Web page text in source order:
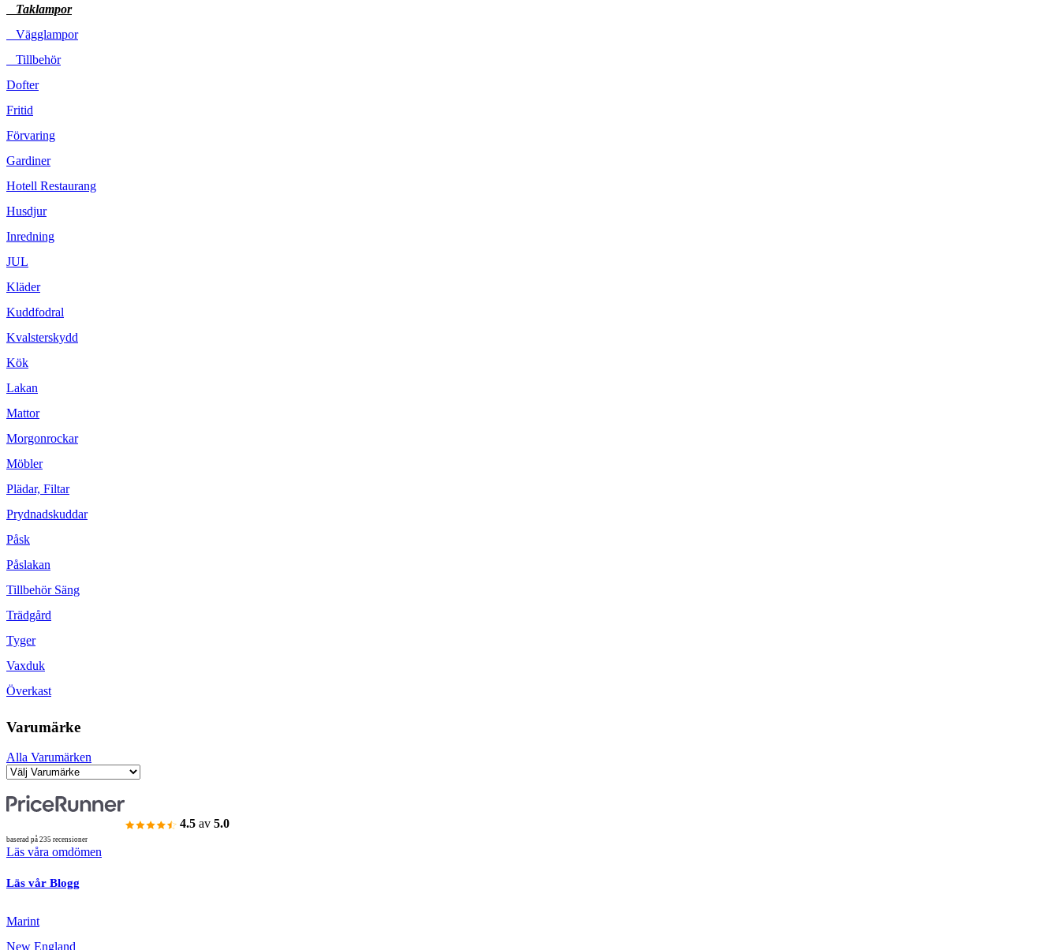
Taklampor
Vägglampor
Tillbehör
Dofter
Fritid
Förvaring
Gardiner
Hotell Restaurang
Husdjur
Inredning
JUL
Kläder
Kuddfodral
Kvalsterskydd
Kök
Lakan
Mattor
Morgonrockar
Möbler
Plädar, Filtar
Prydnadskuddar
Påsk
Påslakan
Tillbehör Säng
Trädgård
Tyger
Vaxduk
Överkast
Varumärke
Alla Varumärken
4.5 av 5.0
baserad på 235 recensioner
Läs våra omdömen
Läs vår Blogg
Marint
New England